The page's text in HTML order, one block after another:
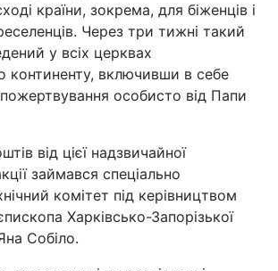
країни, зокрема, для біженців і
Через три тижні такий
у всіх церквах
континенту, включивши в себе
особисто від Папи
від цієї надзвичайної
займався спеціально
комітет під керівництвом
Харківсько-Запорізької
Собіло.